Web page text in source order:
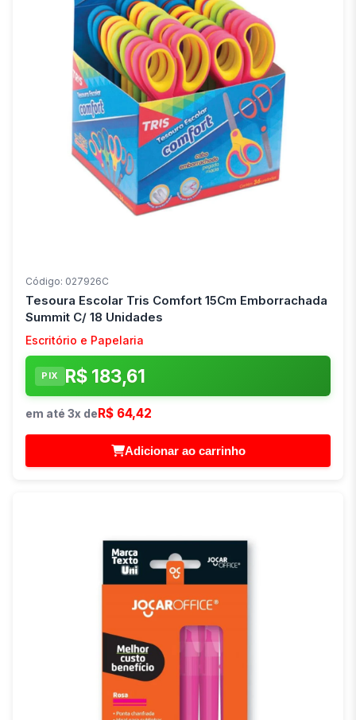
Código: 027926C
Tesoura Escolar Tris Comfort 15Cm Emborrachada
Summit C/ 18 Unidades
Escritório e Papelaria
PIX R$ 183,61
em até 3x de R$ 64,42
Adicionar ao carrinho